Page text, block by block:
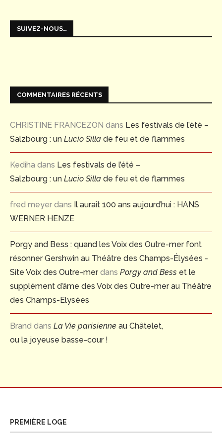
SUIVEZ-NOUS…
COMMENTAIRES RÉCENTS
CHRISTINE FRANCEZON dans Les festivals de l’été –
Salzbourg : un Lucio Silla de feu et de flammes
Kediha dans Les festivals de l’été –
Salzbourg : un Lucio Silla de feu et de flammes
fred meyer dans Il aurait 100 ans aujourd’hui : HANS
WERNER HENZE
Porgy and Bess : quand les Voix des Outre-mer font
résonner Gershwin au Théâtre des Champs-Élysées -
Site Voix des Outre-merdans Porgy and Bess et le
supplément d’âme des Voix des Outre-mer au Théâtre
des Champs-Elysées
Brand dans La Vie parisienne au Châtelet,
ou la joyeuse basse-cour !
PREMIÈRE LOGE